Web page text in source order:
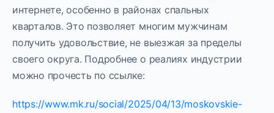
интернете, особенно в районах спальных
кварталов. Это позволяет многим мужчинам
получить удовольствие, не выезжая за пределы
своего округа. Подробнее о реалиях индустрии
можно прочесть по ссылке:
https://www.mk.ru/social/2025/04/13/moskovskie-